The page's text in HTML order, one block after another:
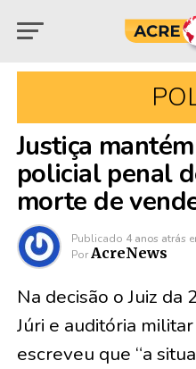
Justiça
policial penal
morte de
Publicado 4 anos atrás
Por AcreNews
Na decisão o Juiz da
Júri e auditória
escreveu que “a